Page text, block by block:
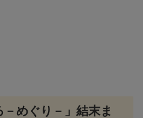
－めぐり－」結末ま